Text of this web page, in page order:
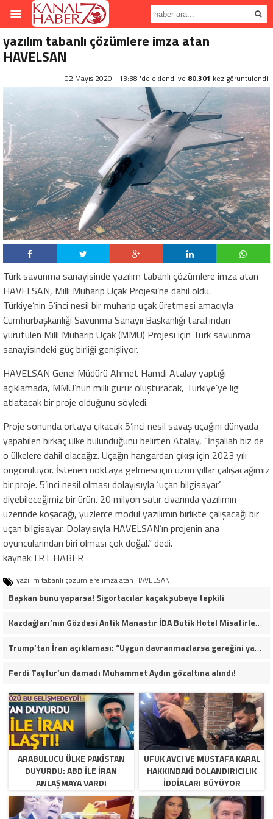
yazılım tabanlı çözümlere imza atan
HAVELSAN
02 Mayıs 2020 - 13:38 'de eklendi ve 80.301 kez görüntülendi.
Türk savunma sanayisinde yazılım tabanlı çözümlere imza atan
HAVELSAN, Milli Muharip Uçak Projesi’ne dahil oldu.
Türkiye’nin 5’inci nesil bir muharip uçak üretmesi amacıyla
Cumhurbaşkanlığı Savunma Sanayii Başkanlığı tarafından
yürütülen Milli Muharip Uçak (MMU) Projesi için Türk savunma
sanayisindeki güç birliği genişliyor.
HAVELSAN Genel Müdürü Ahmet Hamdi Atalay yaptığı
açıklamada, MMU’nun milli gurur oluşturacak, Türkiye’ye lig
atlatacak bir proje olduğunu söyledi.
Proje sonunda ortaya çıkacak 5’inci nesil savaş uçağını dünyada
yapabilen birkaç ülke bulunduğunu belirten Atalay, “İnşallah biz de
o ülkelere dahil olacağız. Uçağın hangardan çıkışı için 2023 yılı
öngörülüyor. İstenen noktaya gelmesi için uzun yıllar çalışacağımız
bir proje. 5’inci nesil olması dolayısıyla ‘uçan bilgisayar’
diyebileceğimiz bir ürün. 20 milyon satır civarında yazılımın
üzerinde koşacağı, yüzlerce modül yazılımın birlikte çalışacağı bir
uçan bilgisayar. Dolayısıyla HAVELSAN’ın projenin ana
oyuncularından biri olması çok doğal.” dedi.
kaynak:TRT HABER
yazılım tabanlı çözümlere imza atan HAVELSAN
Başkan bunu yaparsa! Sigortacılar kaçak şubeye tepkili
Kazdağları’nın Gözdesi Antik Manastır İDA Butik Hotel Misafirlerinden Tam Not Alıyor
Trump’tan İran açıklaması: “Uygun davranmazlarsa gereğini yaparım”
Ferdi Tayfur’un damadı Muhammet Aydın gözaltına alındı!
ARABULUCU ÜLKE PAKISTAN
DUYURDU: ABD ILE İRAN
ANLAŞMAYA VARDI
UFUK AVCI VE MUSTAFA KARAL
HAKKINDAKI DOLANDIRICILIK
İDDIALARI BÜYÜYOR